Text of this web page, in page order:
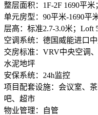
整层面积：1F-2F 1690平米
单元房型：90平米-1690平
层高：标准2.7-3.0米；Loft
空调系统：德国威能进口
交房标准：VRV中央空调
水泥地坪
安保系统：24h监控
项目配套设施：会议室、
吧、超市
物业管理：自管